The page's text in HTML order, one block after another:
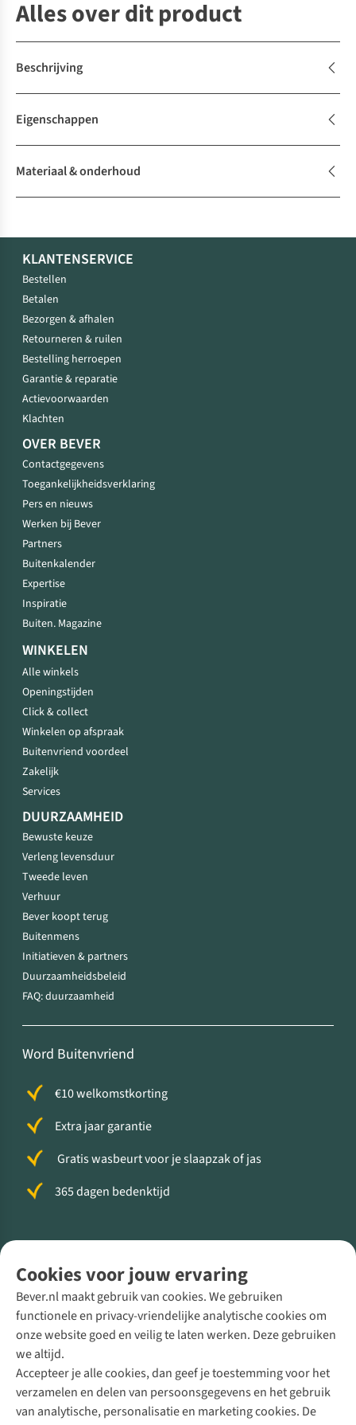
Alles over dit product
Beschrijving
Eigenschappen
Materiaal & onderhoud
Cookies voor jouw ervaring
Bever.nl maakt gebruik van cookies. We gebruiken
functionele en privacy-vriendelijke analytische cookies om
onze website goed en veilig te laten werken. Deze gebruiken
we altijd.
Accepteer je alle cookies, dan geef je toestemming voor het
verzamelen en delen van persoonsgegevens en het gebruik
van analytische, personalisatie en marketing cookies. De
KLANTENSERVICE
Bestellen
Betalen
Bezorgen & afhalen
Retourneren & ruilen
Bestelling herroepen
Garantie & reparatie
Actievoorwaarden
Klachten
OVER BEVER
Contactgegevens
Toegankelijkheidsverklaring
Pers en nieuws
Werken bij Bever
Partners
Buitenkalender
Expertise
Inspiratie
Buiten. Magazine
WINKELEN
Alle winkels
Openingstijden
Click & collect
Winkelen op afspraak
Buitenvriend voordeel
Zakelijk
Services
DUURZAAMHEID
Bewuste keuze
Verleng levensduur
Tweede leven
Verhuur
Bever koopt terug
Buitenmens
Initiatieven & partners
Duurzaamheidsbeleid
FAQ: duurzaamheid
Word Buitenvriend
€10 welkomstkorting
Extra jaar garantie
Gratis wasbeurt voor je slaapzak of jas
365 dagen bedenktijd
Direct advies van een Buitenexpert
+31 (0)85 888 50 88
+31 6 12 28 49 80